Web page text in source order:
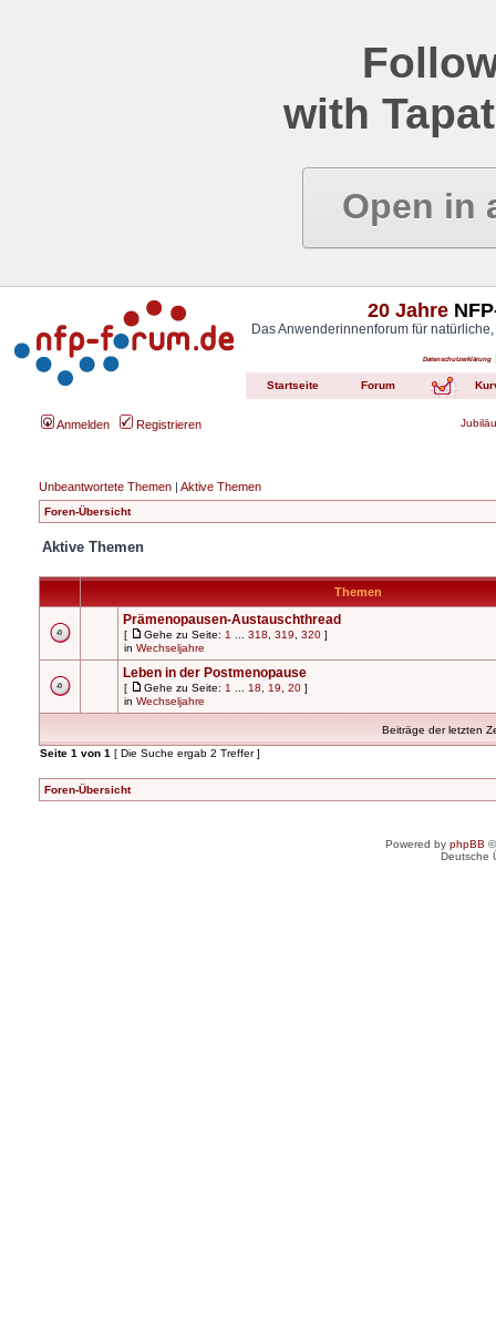
with
Open in
20 Jahre
Das Anwenderinnenforum für
Datenschutzerklärung
Startseite Forum
Anmelden Registrieren
Unbeantwortete Themen | Aktive Themen
Foren-Übersicht
Aktive Themen
Themen
Prämenopausen-Austauschthread
[ Gehe zu Seite: 1 318 319 320 ]
in Wechseljahre
Leben in der Postmenopause
[ Gehe zu Seite: 1 18 19 20 ]
in Wechseljahre
Beiträge der letzten
Seite 1 von 1 [ Die Suche ergab 2 Treffer ]
Foren-Übersicht
Powered by phpBB
Deutsche